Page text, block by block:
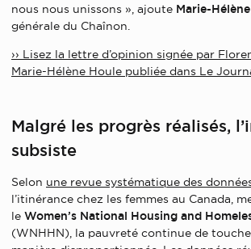
nous nous unissons », ajoute Marie-
générale du Chaînon.
›› Lisez la lettre d’opinion signée par
Marie-Hélène Houle publiée dans Le
Malgré les progrès réalisés,
subsiste
Selon une revue systématique des
l’itinérance chez les femmes au Canada,
le Women’s National Housing and
(WNHHN), la pauvreté continue de